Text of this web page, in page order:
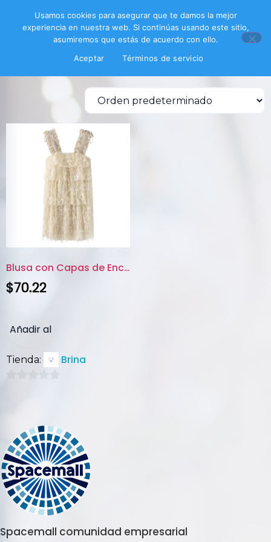
blusa beige
Blusa con Capas de Encaje y Ti...
$70.22
Añadir al
carrito
Tienda: Brina
Spacemall comunidad empresarial
Usamos cookies para asegurar que te damos la mejor
experiencia en nuestra web. Si continúas usando este sitio,
asumiremos que estás de acuerdo con ello.
Aceptar
Términos de servicio